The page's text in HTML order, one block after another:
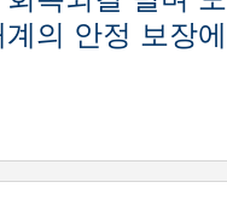
의 안정 보장